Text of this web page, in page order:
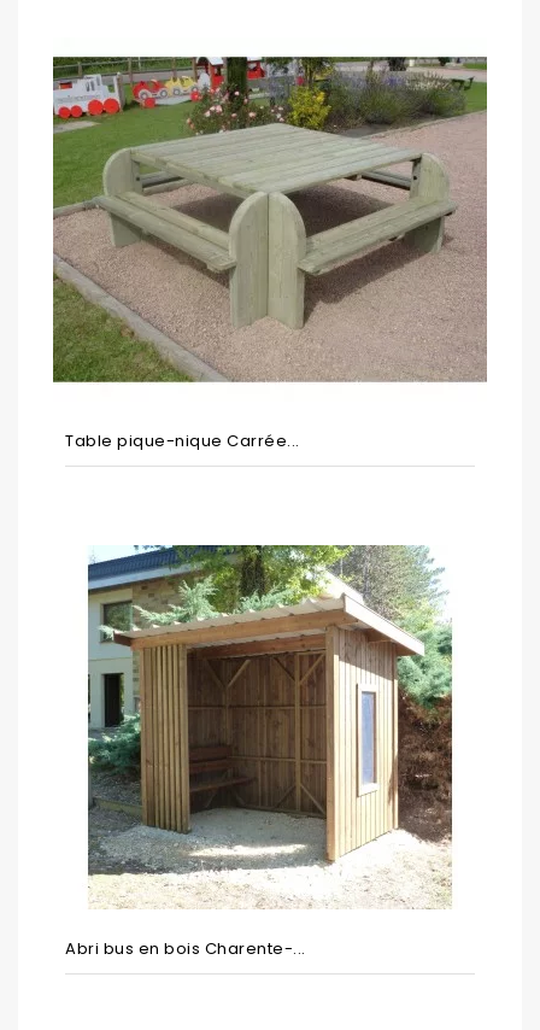
Table pique-nique Carrée...
Abri bus en bois Charente-...